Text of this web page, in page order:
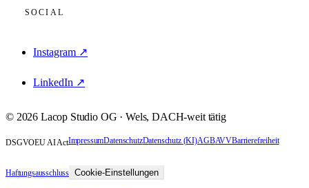
SOCIAL
Instagram ↗
LinkedIn ↗
© 2026 Lacop Studio OG ·Wels, DACH-weit tätig
DSGVOEU AI ActImpressumDatenschutzDatenschutz (KI)AGBAVVBarrierefreiheit
Haftungsausschluss Cookie-Einstellungen